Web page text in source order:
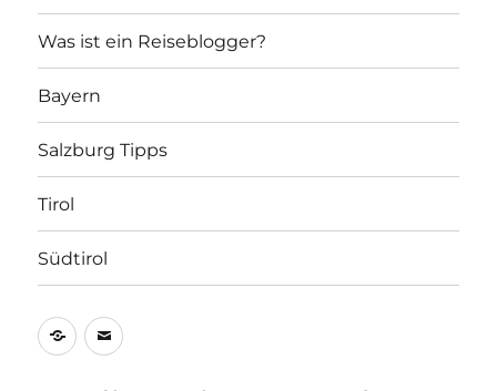
Was ist ein Reiseblogger?
Bayern
Salzburg Tipps
Tirol
Südtirol
Allgemein
E-